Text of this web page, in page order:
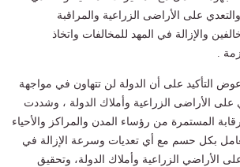
على الأراضى الزراعية والمراقبة
والإزالة في المهد للمخالفات واتخاذ
.
التأكيد على أن الدولة لن تتهاون في مواجهة
على الأراضى الزراعية وأملاك الدولة ، وشددت
المستمرة من رؤساء المدن والمراكز والأحياء
بكل حسم مع أي تعديات وسرعة الإزالة في
الأراضي الزراعية وأملاك الدولة، وتحقيق